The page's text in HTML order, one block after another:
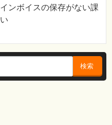
ンボイスの保存がない課
検索